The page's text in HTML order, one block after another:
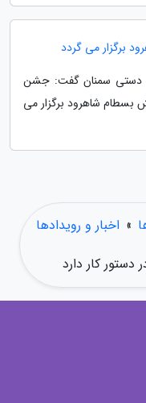
برگزار می گردد
دستی سمنان گفت: جشن
ابر 14 آذر در بخش بسطام شاهرود برگزار می
» اخبار و رویدادها